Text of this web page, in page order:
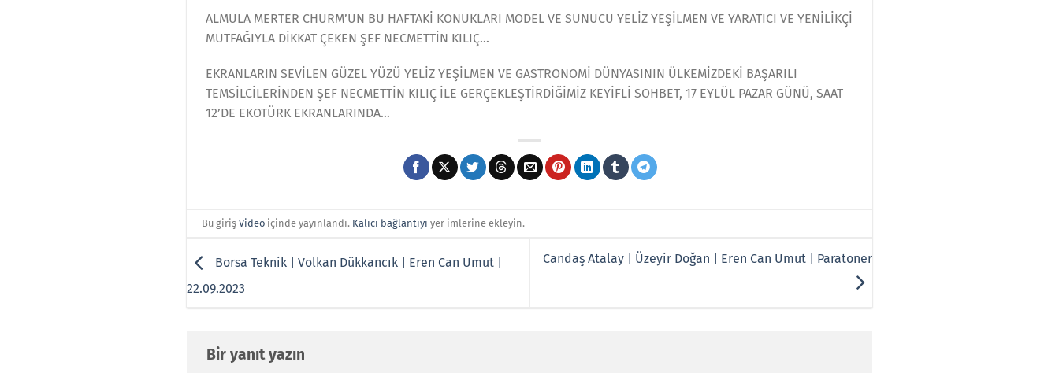
ALMULA MERTER CHURM’UN BU HAFTAKİ KONUKLARI MODEL VE SUNUCU YELİZ YEŞİLMEN VE YARATICI VE YENİLİKÇİ
MUTFAĞIYLA DİKKAT ÇEKEN ŞEF NECMETTİN KILIÇ…
EKRANLARIN SEVİLEN GÜZEL YÜZÜ YELİZ YEŞİLMEN VE GASTRONOMİ DÜNYASININ ÜLKEMİZDEKİ BAŞARILI
TEMSİLCİLERİNDEN ŞEF NECMETTİN KILIÇ İLE GERÇEKLEŞTİRDİĞİMİZ KEYİFLİ SOHBET, 17 EYLÜL PAZAR GÜNÜ, SAAT
12’DE EKOTÜRK EKRANLARINDA…
Bu girişVideo içinde yayınlandı. Kalıcı bağlantıyı yer imlerine ekleyin.
Borsa Teknik | Volkan Dükkancık | Eren Can Umut |
22.09.2023
Candaş Atalay | Üzeyir Doğan | Eren Can Umut | Paratoner
Bir yanıt yazın